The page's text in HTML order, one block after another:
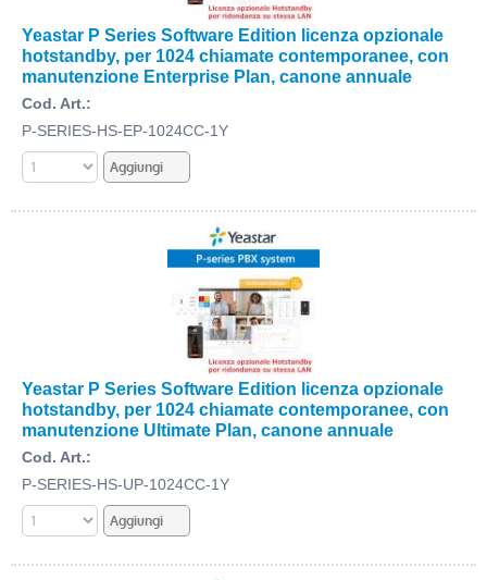
Yeastar P Series Software Edition licenza opzionale
hotstandby, per 1024 chiamate contemporanee, con
manutenzione Enterprise Plan, canone annuale
Cod. Art.:
P-SERIES-HS-EP-1024CC-1Y
Yeastar P Series Software Edition licenza opzionale
hotstandby, per 1024 chiamate contemporanee, con
manutenzione Ultimate Plan, canone annuale
Cod. Art.:
P-SERIES-HS-UP-1024CC-1Y